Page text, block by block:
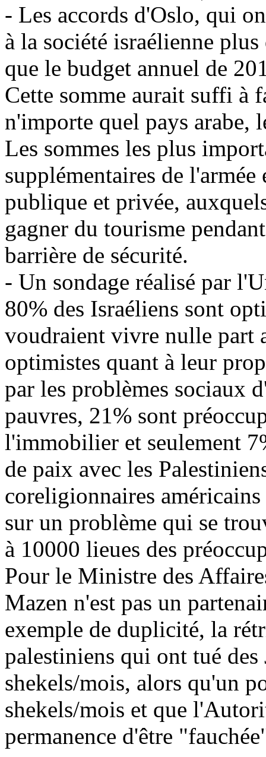
- Les accords d'Oslo, qui
à la société israélienne
que le budget annuel de
Cette somme aurait suffi à
n'importe quel pays arabe,
Les sommes les plus
supplémentaires de
publique et privée,
gagner du tourisme
barrière de sécurité.
- Un sondage réalisé par
80% des Israéliens sont
voudraient vivre nulle part
optimistes quant à leur
par les problèmes sociaux
pauvres, 21% sont
l'immobilier et seulement
de paix avec les
coreligionnaires
sur un problème qui se
à 10000 lieues des
Pour le Ministre des
Mazen n'est pas un
exemple de duplicité, la
palestiniens qui ont tué
shekels/mois, alors qu'un
shekels/mois et que
permanence d'être